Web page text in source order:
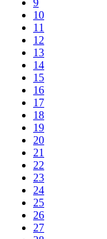
9
10
11
12
13
14
15
16
17
18
19
20
21
22
23
24
25
26
27